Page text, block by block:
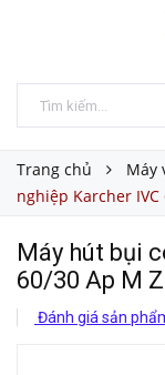
Trang chủ Máy
nghiệp Karcher
Máy hút bụi
60/30 Ap M
Đánh giá sản